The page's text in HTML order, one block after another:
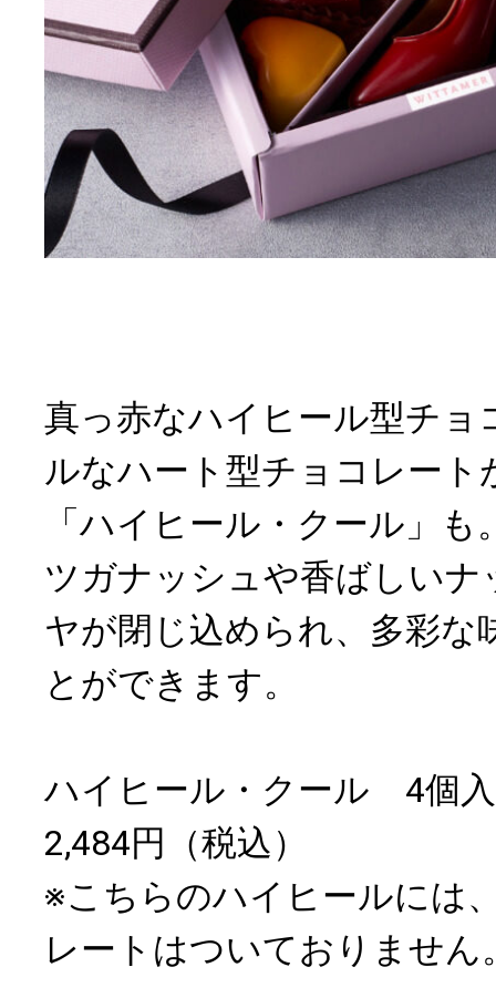
真っ赤なハイヒール型チョ
ルなハート型チョコレート
「ハイヒール・クール」
ツガナッシュや香ばしい
ヤが閉じ込められ、多彩な
とができます。
ハイヒール・クール 4個入
2,484円（税込）
※こちらのハイヒールには
レートはついておりません